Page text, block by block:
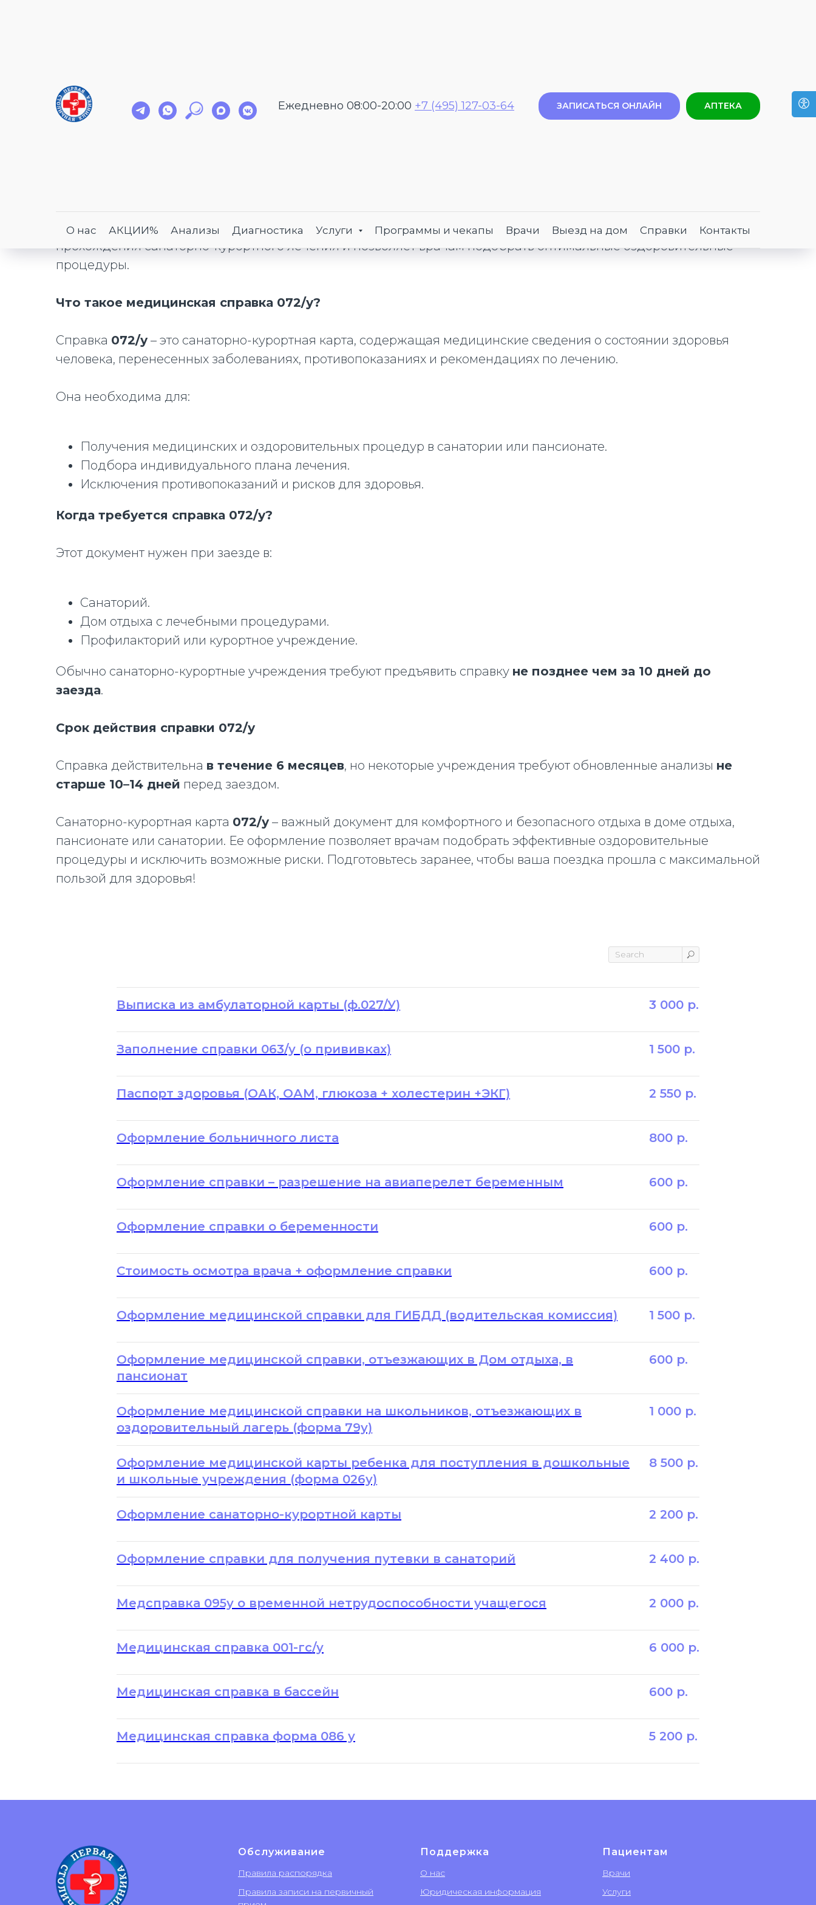
Ежедневно 08:00-20:00 +7 (495) 127-03-64 ЗАПИСАТЬСЯ ОНЛАЙН АПТЕКА
О нас АКЦИИ% Анализы Диагностика Услуги Программы и чекапы Врачи Выезд на дом Справки Контакты
медицинскую справку по форме072/у. Этот документ подтверждает, что у вас нет противопоказаний для
прохождения санаторно-курортного лечения и позволяет врачам подобрать оптимальные оздоровительные
процедуры.
Что такое медицинская справка 072/у?
Справка 072/у – это санаторно-курортная карта, содержащая медицинские сведения о состоянии здоровья
человека, перенесенных заболеваниях, противопоказаниях и рекомендациях по лечению.
Она необходима для:
Получения медицинских и оздоровительных процедур в санатории или пансионате.
Подбора индивидуального плана лечения.
Исключения противопоказаний и рисков для здоровья.
Когда требуется справка 072/у?
Этот документ нужен при заезде в:
Санаторий.
Дом отдыха с лечебными процедурами.
Профилакторий или курортное учреждение.
Обычно санаторно-курортные учреждения требуют предъявить справку не позднее чем за 10 дней до
заезда.
Срок действия справки 072/у
Справка действительна в течение 6 месяцев, но некоторые учреждения требуют обновленные анализы не
старше 10–14 дней перед заездом.
Санаторно-курортная карта 072/у – важный документ для комфортного и безопасного отдыха в доме отдыха,
пансионате или санатории. Ее оформление позволяет врачам подобрать эффективные оздоровительные
процедуры и исключить возможные риски. Подготовьтесь заранее, чтобы ваша поездка прошла с максимальной
пользой для здоровья!
Выписка из амбулаторной карты (ф.027/У) 3 000 р.
Заполнение справки 063/у (о прививках) 1 500 р.
Паспорт здоровья (ОАК, ОАМ, глюкоза + холестерин +ЭКГ) 2 550 р.
Оформление больничного листа 800 р.
Оформление справки – разрешение на авиаперелет беременным 600 р.
Оформление справки о беременности 600 р.
Стоимость осмотра врача + оформление справки 600 р.
Оформление медицинской справки для ГИБДД (водительская комиссия) 1 500 р.
Оформление медицинской справки, отъезжающих в Дом отдыха, в
пансионат
600 р.
Оформление медицинской справки на школьников, отъезжающих в
оздоровительный лагерь (форма 79у)
1 000 р.
Оформление медицинской карты ребенка для поступления в дошкольные
и школьные учреждения (форма 026у)
8 500 р.
Оформление санаторно-курортной карты 2 200 р.
Оформление справки для получения путевки в санаторий 2 400 р.
Медсправка 095у о временной нетрудоспособности учащегося 2 000 р.
Медицинская справка 001-гс/у 6 000 р.
Медицинская справка в бассейн 600 р.
Медицинская справка форма 086 у 5 200 р.
Обслуживание
Правила распорядка
Правила записи на первичный
Поддержка
О нас
Юридическая информация
Пациентам
Врачи
Услуги